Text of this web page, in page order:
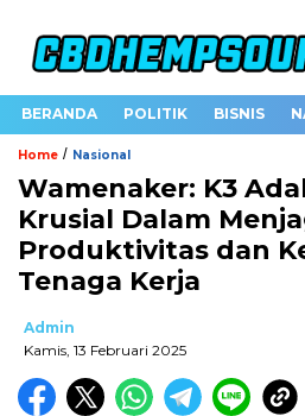
BERANDA POLITIK BISNIS
Home / Nasional
Wamenaker: K3
Krusial Dalam
Produktivitas dan
Tenaga Kerja
Admin
Kamis, 13 Februari 2025